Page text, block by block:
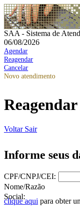
SAA - Sistema de
06/08/2026
Agendar
Reagendar
Cancelar
Novo atendimento
Voltar Sair
Informe seus
CPF/CNPJ/CEI:
Nome/Razão
Social:
clique aqui para obter